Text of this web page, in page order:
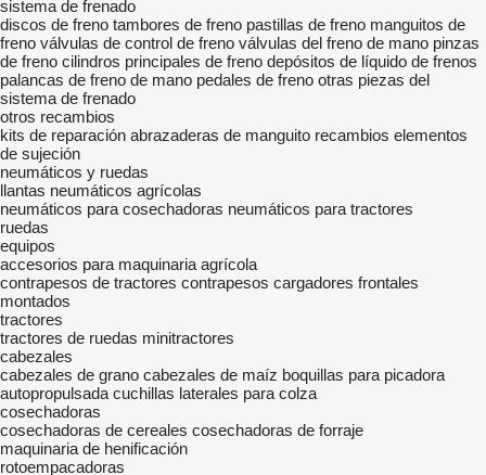
sistema de frenado
discos de freno tambores de freno pastillas de freno manguitos de
freno válvulas de control de freno válvulas del freno de mano pinzas
de freno cilindros principales de freno depósitos de líquido de frenos
palancas de freno de mano pedales de freno otras piezas del
sistema de frenado
otros recambios
kits de reparación abrazaderas de manguito recambios elementos
de sujeción
neumáticos y ruedas
llantas neumáticos agrícolas
neumáticos para cosechadoras neumáticos para tractores
ruedas
equipos
accesorios para maquinaria agrícola
contrapesos de tractores contrapesos cargadores frontales
montados
tractores
tractores de ruedas minitractores
cabezales
cabezales de grano cabezales de maíz boquillas para picadora
autopropulsada cuchillas laterales para colza
cosechadoras
cosechadoras de cereales cosechadoras de forraje
maquinaria de henificación
rotoempacadoras